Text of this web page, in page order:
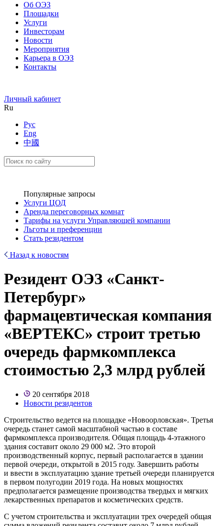
Об ОЭЗ
Площадки
Услуги
Инвесторам
Новости
Мероприятия
Карьера в ОЭЗ
Контакты
Личный кабинет
Ru
Рус
Eng
中國
Популярные запросы
Услуги ЦОД
Аренда переговорных комнат
Тарифы на услуги Управляющей компании
Льготы и преференции
Стать резидентом
Назад к новостям
Резидент ОЭЗ «Санкт-
Петербург»
фармацевтическая компания
«ВЕРТЕКС» строит третью
очередь фармкомплекса
стоимостью 2,3 млрд рублей
20 сентября 2018
Новости резидентов
Строительство ведется на площадке «Новоорловская». Третья
очередь станет самой масштабной частью в составе
фармкомплекса производителя. Общая площадь 4-этажного
здания составит около 29 000 м2. Это второй
производственный корпус, первый располагается в здании
первой очереди, открытой в 2015 году. Завершить работы
и ввести в эксплуатацию здание третьей очереди планируется
в первом полугодии 2019 года. На новых мощностях
предполагается размещение производства твердых и мягких
лекарственных препаратов и косметических средств.
С учетом строительства и эксплуатации трех очередей общая